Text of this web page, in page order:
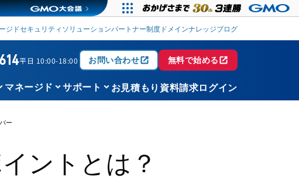
ジドセキュリティソリューションパートナー制度 ドメインナレッジブログ
平日 10:00-18:00 お問い合わせopen_in_new 無料で始めるopen_in_new
マネージド keyboard_arrow_downサポート keyboard_arrow_down お見積もり 資料請求ログイン
ー
ントとは？